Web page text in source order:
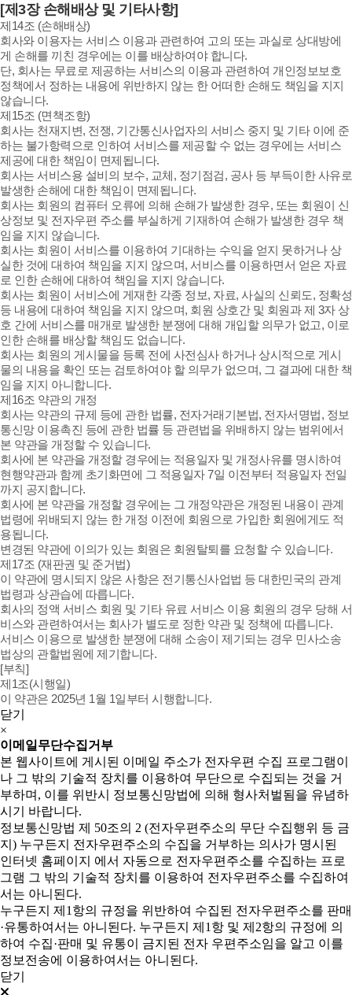
[제3장 손해배상 및 기타사항]
제14조 (손해배상)
회사와 이용자는 서비스 이용과 관련하여 고의 또는 과실로 상대방에
게 손해를 끼친 경우에는 이를 배상하여야 합니다.
단, 회사는 무료로 제공하는 서비스의 이용과 관련하여 개인정보보호
정책에서 정하는 내용에 위반하지 않는 한 어떠한 손해도 책임을 지지
않습니다.
제15조 (면책조항)
회사는 천재지변, 전쟁, 기간통신사업자의 서비스 중지 및 기타 이에 준
하는 불가항력으로 인하여 서비스를 제공할 수 없는 경우에는 서비스
제공에 대한 책임이 면제됩니다.
회사는 서비스용 설비의 보수, 교체, 정기점검, 공사 등 부득이한 사유로
발생한 손해에 대한 책임이 면제됩니다.
회사는 회원의 컴퓨터 오류에 의해 손해가 발생한 경우, 또는 회원이 신
상정보 및 전자우편 주소를 부실하게 기재하여 손해가 발생한 경우 책
임을 지지 않습니다.
회사는 회원이 서비스를 이용하여 기대하는 수익을 얻지 못하거나 상
실한 것에 대하여 책임을 지지 않으며, 서비스를 이용하면서 얻은 자료
로 인한 손해에 대하여 책임을 지지 않습니다.
회사는 회원이 서비스에 게재한 각종 정보, 자료, 사실의 신뢰도, 정확성
등 내용에 대하여 책임을 지지 않으며, 회원 상호간 및 회원과 제 3자 상
호 간에 서비스를 매개로 발생한 분쟁에 대해 개입할 의무가 없고, 이로
인한 손해를 배상할 책임도 없습니다.
회사는 회원의 게시물을 등록 전에 사전심사 하거나 상시적으로 게시
물의 내용을 확인 또는 검토하여야 할 의무가 없으며, 그 결과에 대한 책
임을 지지 아니합니다.
제16조 약관의 개정
회사는 약관의 규제 등에 관한 법률, 전자거래기본법, 전자서명법, 정보
통신망 이용촉진 등에 관한 법률 등 관련법을 위배하지 않는 범위에서
본 약관을 개정할 수 있습니다.
회사에 본 약관을 개정할 경우에는 적용일자 및 개정사유를 명시하여
현행약관과 함께 초기화면에 그 적용일자 7일 이전부터 적용일자 전일
까지 공지합니다.
회사에 본 약관을 개정할 경우에는 그 개정약관은 개정된 내용이 관계
법령에 위배되지 않는 한 개정 이전에 회원으로 가입한 회원에게도 적
용됩니다.
변경된 약관에 이의가 있는 회원은 회원탈퇴를 요청할 수 있습니다.
제17조 (재판권 및 준거법)
이 약관에 명시되지 않은 사항은 전기통신사업법 등 대한민국의 관계
법령과 상관습에 따릅니다.
회사의 정액 서비스 회원 및 기타 유료 서비스 이용 회원의 경우 당해 서
비스와 관련하여서는 회사가 별도로 정한 약관 및 정책에 따릅니다.
서비스 이용으로 발생한 분쟁에 대해 소송이 제기되는 경우 민사소송
법상의 관할법원에 제기합니다.
[부칙]
제1조(시행일)
이 약관은 2025년 1월 1일부터 시행합니다.
닫기
×
이메일무단수집거부
본 웹사이트에 게시된 이메일 주소가 전자우편 수집 프로그램이
나 그 밖의 기술적 장치를 이용하여 무단으로 수집되는 것을 거
부하며, 이를 위반시 정보통신망법에 의해 형사처벌됨을 유념하
시기 바랍니다.
정보통신망법 제 50조의 2 (전자우편주소의 무단 수집행위 등 금
지) 누구든지 전자우편주소의 수집을 거부하는 의사가 명시된
인터넷 홈페이지 에서 자동으로 전자우편주소를 수집하는 프로
그램 그 밖의 기술적 장치를 이용하여 전자우편주소를 수집하여
서는 아니된다.
누구든지 제1항의 규정을 위반하여 수집된 전자우편주소를 판매
·유통하여서는 아니된다. 누구든지 제1항 및 제2항의 규정에 의
하여 수집·판매 및 유통이 금지된 전자 우편주소임을 알고 이를
정보전송에 이용하여서는 아니된다.
닫기